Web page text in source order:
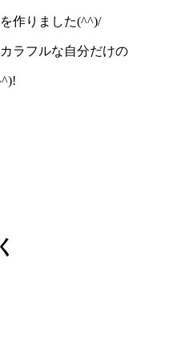
作りました(^^)/
ラフルな自分だけの